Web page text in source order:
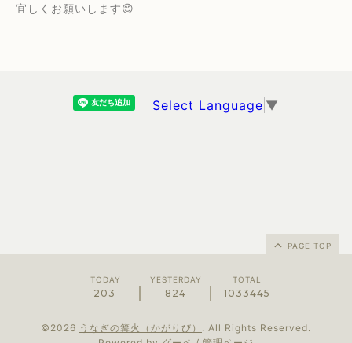
宜しくお願いします😊
Select Language ▼
PAGE TOP
TODAY
203
YESTERDAY
824
TOTAL
1033445
©2026 うなぎの篝火（かがりび） . All Rights Reserved.